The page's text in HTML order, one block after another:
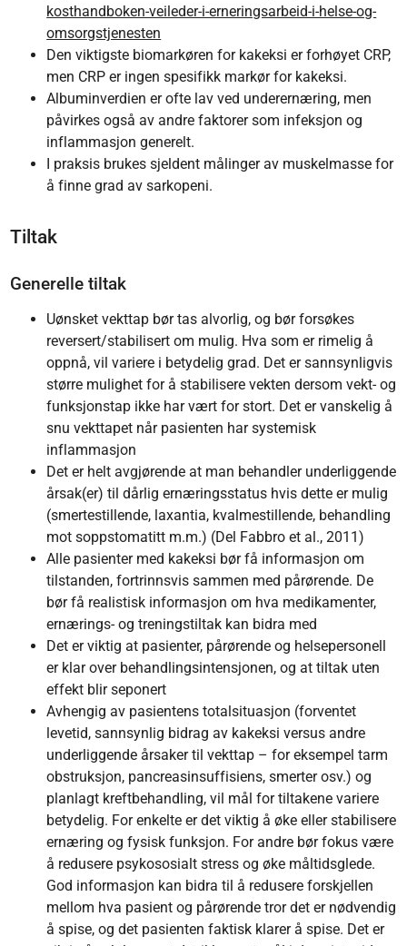
kosthandboken-veileder-i-erneringsarbeid-i-helse-og-
omsorgstjenesten
Den viktigste biomarkøren for kakeksi er forhøyet CRP,
men CRP er ingen spesifikk markør for kakeksi.
Albuminverdien er ofte lav ved underernæring, men
påvirkes også av andre faktorer som infeksjon og
inflammasjon generelt.
I praksis brukes sjeldent målinger av muskelmasse for
å finne grad av sarkopeni.
Tiltak
Generelle tiltak
Uønsket vekttap bør tas alvorlig, og bør forsøkes
reversert/stabilisert om mulig. Hva som er rimelig å
oppnå, vil variere i betydelig grad. Det er sannsynligvis
større mulighet for å stabilisere vekten dersom vekt- og
funksjonstap ikke har vært for stort. Det er vanskelig å
snu vekttapet når pasienten har systemisk
inflammasjon
Det er helt avgjørende at man behandler underliggende
årsak(er) til dårlig ernæringsstatus hvis dette er mulig
(smertestillende, laxantia, kvalmestillende, behandling
mot soppstomatitt m.m.) (Del Fabbro et al., 2011)
Alle pasienter med kakeksi bør få informasjon om
tilstanden, fortrinnsvis sammen med pårørende. De
bør få realistisk informasjon om hva medikamenter,
ernærings- og treningstiltak kan bidra med
Det er viktig at pasienter, pårørende og helsepersonell
er klar over behandlingsintensjonen, og at tiltak uten
effekt blir seponert
Avhengig av pasientens totalsituasjon (forventet
levetid, sannsynlig bidrag av kakeksi versus andre
underliggende årsaker til vekttap – for eksempel tarm
obstruksjon, pancreasinsuffisiens, smerter osv.) og
planlagt kreftbehandling, vil mål for tiltakene variere
betydelig. For enkelte er det viktig å øke eller stabilisere
ernæring og fysisk funksjon. For andre bør fokus være
å redusere psykososialt stress og øke måltidsglede.
God informasjon kan bidra til å redusere forskjellen
mellom hva pasient og pårørende tror det er nødvendig
å spise, og det pasienten faktisk klarer å spise. Det er